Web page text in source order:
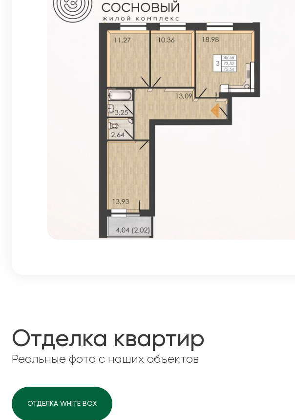
Евро 2-комнатные квартиры
Евро 3-комнатные квартиры
Евро 4-комнатные квартиры
Квартиры в Верхней Курье
Квартиры в Кондратово
Квартиры на Вышка-2
Квартиры в Орджоникидзевском р-
Отделка квартир
Реальные фото с наших объектов
ОТДЕЛКА WHITE BOX